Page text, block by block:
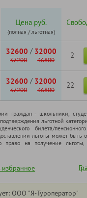
Цена руб.
(полная / льготная)
32600 / 32000
37200 36800
2
32600 / 32000
37200 36800
22
граждан - школьники,
льготной
билета/
льготы может быть
право на получение
избранное
ООО "Я-Туроператор"